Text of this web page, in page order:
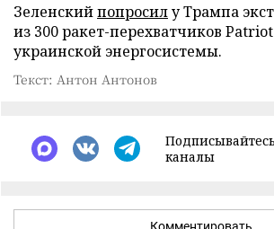
Зеленскийпопросилу Трампа
из 300 ракет-перехватчиков
украинской энергосистемы.
Текст: Антон Антонов
каналы
Комментировать